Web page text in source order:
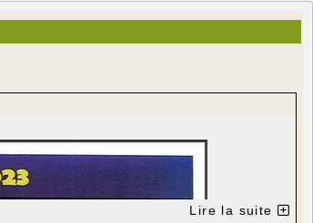
Lire la suite